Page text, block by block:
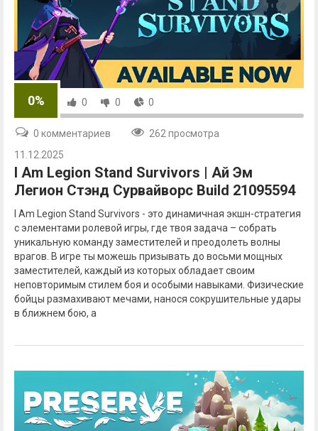
0% 0 0 0
0 комментариев
262 просмотра
11.12.2025
I Am Legion Stand Survivors | Ай Эм
Легион Стэнд Сурвайворс Build 21095594
I Am Legion Stand Survivors - это динамичная экшн-стратегия
с элементами ролевой игры, где твоя задача – собрать
уникальную команду заместителей и преодолеть волны
врагов. В игре ты можешь призывать до восьми мощных
заместителей, каждый из которых обладает своим
неповторимым стилем боя и особыми навыками. Физические
бойцы размахивают мечами, нанося сокрушительные удары
в ближнем бою, а